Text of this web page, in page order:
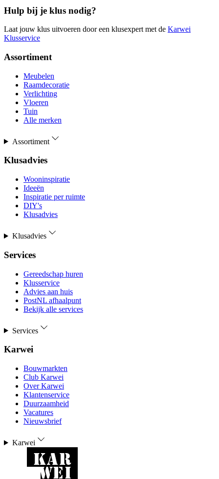
Hulp bij je klus nodig?
Laat jouw klus uitvoeren door een klusexpert met de Karwei
Klusservice
Assortiment
Meubelen
Raamdecoratie
Verlichting
Vloeren
Tuin
Alle merken
Assortiment
Klusadvies
Wooninspiratie
Ideeën
Inspiratie per ruimte
DIY's
Klusadvies
Klusadvies
Services
Gereedschap huren
Klusservice
Advies aan huis
PostNL afhaalpunt
Bekijk alle services
Services
Karwei
Bouwmarkten
Club Karwei
Over Karwei
Klantenservice
Duurzaamheid
Vacatures
Nieuwsbrief
Karwei